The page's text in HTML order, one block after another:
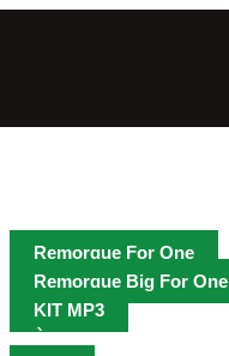
Remorque For One
Remorque Big For One
KIT MP3
À Propos